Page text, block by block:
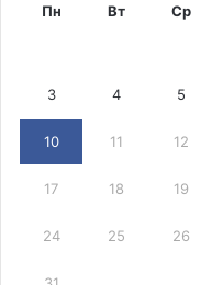
Пн Вт Ср
3 4 5
10 11 12
17 18 19
24 25 26